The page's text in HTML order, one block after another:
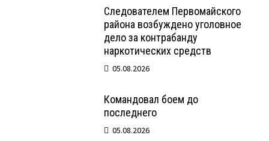
Следователем Первомайского
района возбуждено уголовное
дело за контрабанду
наркотических средств
05.08.2026
Командовал боем до
последнего
05.08.2026